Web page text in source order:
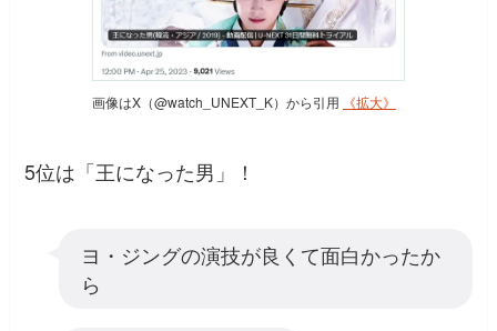
画像はX（@watch_UNEXT_K）から引用 《拡大》
5位は「王になった男」！
ヨ・ジングの演技が良くて面白かったか
ら